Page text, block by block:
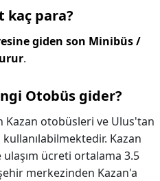
kaç para?
giden son Minibüs /
.
Otobüs gider?
Kazan otobüsleri ve Ulus'tan
Kazan
ücreti ortalama 3.5
merkezinden Kazan'a